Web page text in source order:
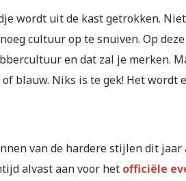
wordt uit de kast getrokken.
cultuur op te snuiven. Op
en dat zal je merken.
blauw. Niks is te gek! Het
van de hardere stijlen dit jaar
alvast aan voor het officiële